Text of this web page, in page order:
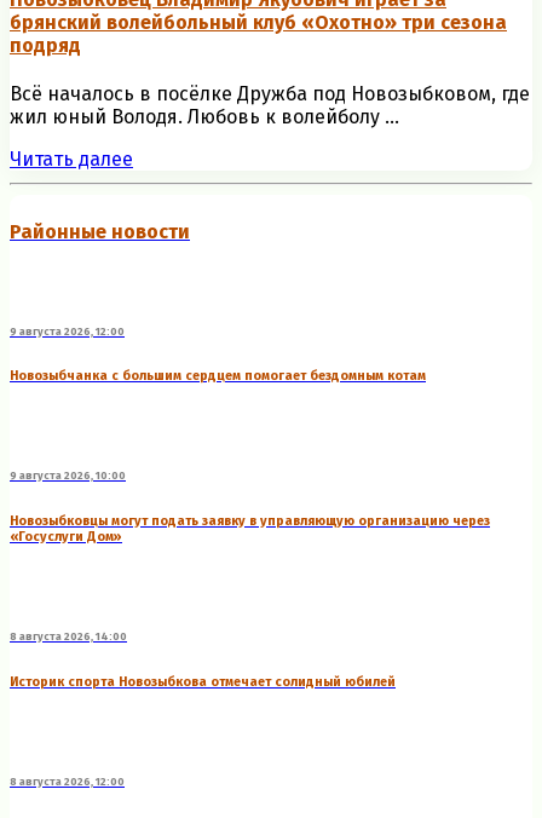
брянский волейбольный клуб «Охотно» три сезона
подряд
Всё началось в посёлке Дружба под Новозыбковом, где
жил юный Володя. Любовь к волейболу ...
Читать далее
Районные новости
9 августа 2026, 12:00
Новозыбчанка с большим сердцем помогает бездомным котам
9 августа 2026, 10:00
Новозыбковцы могут подать заявку в управляющую организацию через
«Госуслуги Дом»
8 августа 2026, 14:00
Историк спорта Новозыбкова отмечает солидный юбилей
8 августа 2026, 12:00